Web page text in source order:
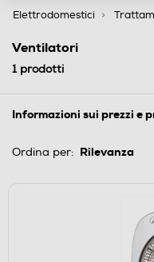
Elettrodomestici
Ventilatori
1prodotti
Informazioni sui prezzi e
Ordina per: